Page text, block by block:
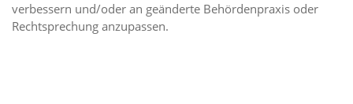
verbessern und/oder an geänderte Behördenpraxis oder
Rechtsprechung anzupassen.